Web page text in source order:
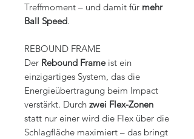
Treffmoment – und damit für mehr
Ball Speed.
REBOUND FRAME
Der Rebound Frameist ein
einzigartiges System, das die
Energieübertragung beim Impact
verstärkt. Durch zwei Flex-Zonen
statt nur einer wird die Flex über die
Schlagfläche maximiert – das bringt